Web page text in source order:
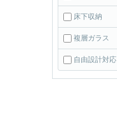
床下収納
複層ガラス
自由設計対応